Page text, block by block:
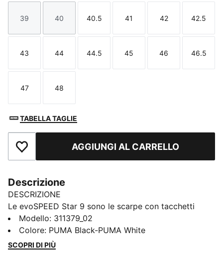
Taglia
39
Taglia
40
Taglia
40.5
Taglia
41
Taglia
42
Taglia
42.5
Taglia
43
Taglia
44
Taglia
44.5
Taglia
45
Taglia
46
Taglia
46.5
Taglia
47
Taglia
48
TABELLA TAGLIE
Aggiungi ai PreferitiAGGIUNGI AL CARRELLO
Descrizione
DESCRIZIONE
Le evoSPEED Star 9 sono le scarpe con tacchetti
ideali per chi vuole mettersi alla prova in pista.
Progettate per offrire velocità, reattività e controllo su
ogni distanza: dallo sprint ai 10 km, passando per
Modello: 311379_02
Colore: PUMA Black-PUMA White
SCOPRI DI PIÙ